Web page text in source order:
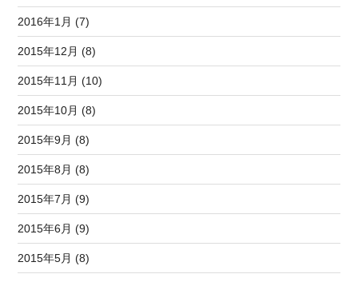
2016年1月 (7)
2015年12月 (8)
2015年11月 (10)
2015年10月 (8)
2015年9月 (8)
2015年8月 (8)
2015年7月 (9)
2015年6月 (9)
2015年5月 (8)